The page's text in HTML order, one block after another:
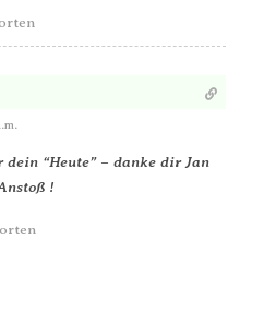
“Heute” – danke dir Jan
!